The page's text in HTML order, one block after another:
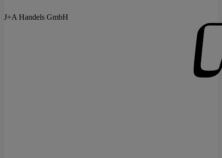
J+A Handels GmbH